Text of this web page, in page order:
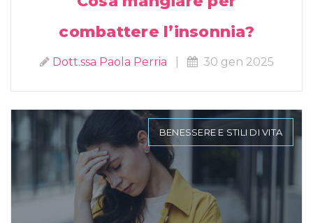
combattere l’insonnia?
Dott.ssa Paola Perria 30 gen 2025
BENESSERE E STILI DI VITA